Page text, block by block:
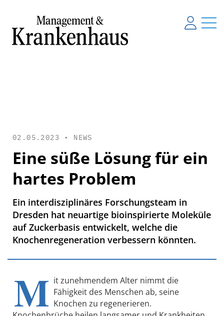
02.05.2023 • NEWS
Eine süße Lösung für ein
hartes Problem
Ein interdisziplinäres Forschungsteam in
Dresden hat neuartige bioinspirierte Moleküle
auf Zuckerbasis entwickelt, welche die
Knochenregeneration verbessern könnten.
M it zunehmendem Alter nimmt die
Fähigkeit des Menschen ab, seine
Knochen zu regenerieren.